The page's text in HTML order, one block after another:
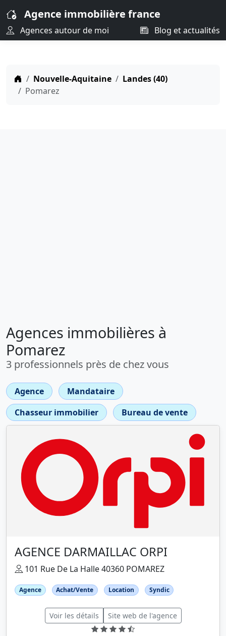
Agence immobilière france
Agences autour de moi Blog et actualités
Nouvelle-Aquitaine
Landes (40)
Pomarez
Agences immobilières à
Pomarez
3 professionnels près de chez vous
Agence
Mandataire
Chasseur immobilier
Bureau de vente
AGENCE DARMAILLAC ORPI
101 Rue De La Halle 40360 POMAREZ
Agence Achat/Vente Location Syndic
Voir les détails Site web de l'agence